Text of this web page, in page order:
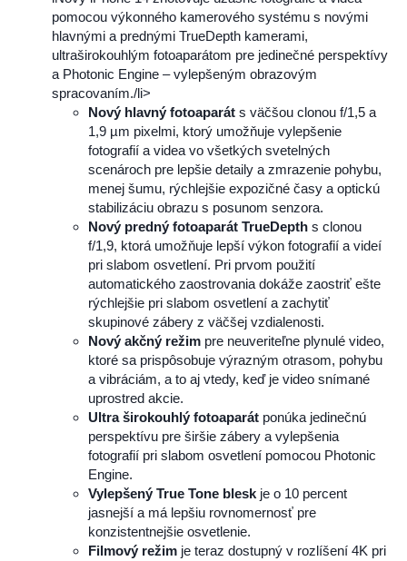
pomocou výkonného kamerového systému s novými
hlavnými a prednými TrueDepth kamerami,
ultraširokouhlým fotoaparátom pre jedinečné perspektívy
a Photonic Engine – vylepšeným obrazovým
spracovaním./li>
Nový hlavný fotoaparáts väčšou clonou f/1,5 a
1,9 µm pixelmi, ktorý umožňuje vylepšenie
fotografií a videa vo všetkých svetelných
scenároch pre lepšie detaily a zmrazenie pohybu,
menej šumu, rýchlejšie expozičné časy a optickú
stabilizáciu obrazu s posunom senzora.
Nový predný fotoaparát TrueDepths clonou
f/1,9, ktorá umožňuje lepší výkon fotografií a videí
pri slabom osvetlení. Pri prvom použití
automatického zaostrovania dokáže zaostriť ešte
rýchlejšie pri slabom osvetlení a zachytiť
skupinové zábery z väčšej vzdialenosti.
Nový akčný režimpre neuveriteľne plynulé video,
ktoré sa prispôsobuje výrazným otrasom, pohybu
a vibráciám, a to aj vtedy, keď je video snímané
uprostred akcie.
Ultra širokouhlý fotoaparátponúka jedinečnú
perspektívu pre širšie zábery a vylepšenia
fotografií pri slabom osvetlení pomocou Photonic
Engine.
Vylepšený True Tone bleskje o 10 percent
jasnejší a má lepšiu rovnomernosť pre
konzistentnejšie osvetlenie.
Filmový režimje teraz dostupný v rozlíšení 4K pri